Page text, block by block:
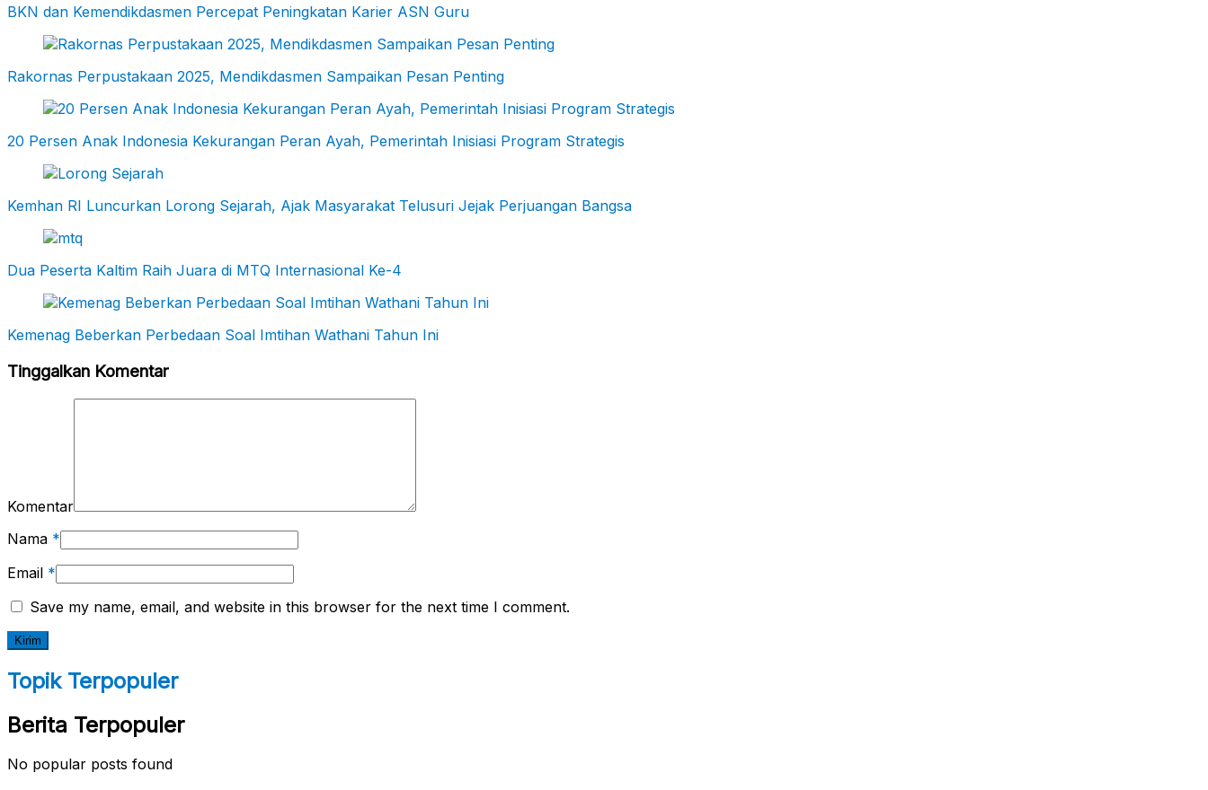
BKN dan Kemendikdasmen Percepat Peningkatan Karier ASN Guru
Rakornas Perpustakaan 2025, Mendikdasmen Sampaikan Pesan Penting
20 Persen Anak Indonesia Kekurangan Peran Ayah, Pemerintah Inisiasi Program Strategis
Kemhan RI Luncurkan Lorong Sejarah, Ajak Masyarakat Telusuri Jejak Perjuangan Bangsa
Dua Peserta Kaltim Raih Juara di MTQ Internasional Ke-4
Kemenag Beberkan Perbedaan Soal Imtihan Wathani Tahun Ini
Tinggalkan Komentar
Komentar
Nama *
Email *
Save my name, email, and website in this browser for the next time I comment.
Topik Terpopuler
Berita Terpopuler
No popular posts found